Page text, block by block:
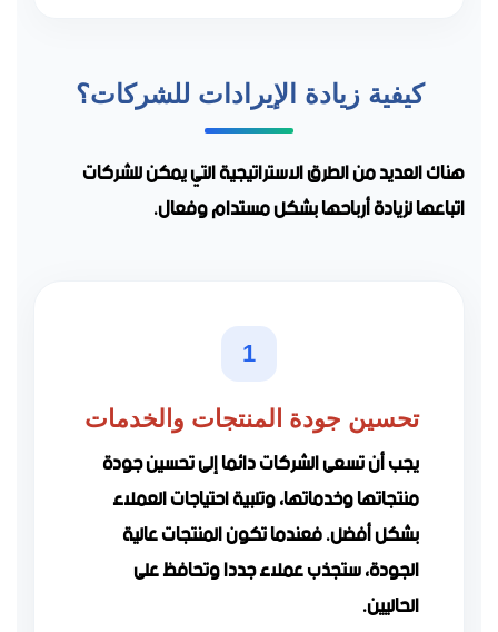
كيفية زيادة الإيرادات للشركات؟
هناك العديد من الطرق الاستراتيجية التي يمكن للشركات
اتباعها لزيادة أرباحها بشكل مستدام وفعال.
1
تحسين جودة المنتجات والخدمات
يجب أن تسعى الشركات دائما إلى تحسين جودة
منتجاتها وخدماتها، وتلبية احتياجات العملاء
بشكل أفضل. فعندما تكون المنتجات عالية
الجودة، ستجذب عملاء جددا وتحافظ على
الحاليين.